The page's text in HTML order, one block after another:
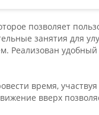
позволяет
занятия для
Реализован
время,
вверх